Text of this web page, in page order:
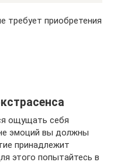
требует приобретения
ощущать себя
эмоций вы должны
принадлежит
этого попытайтесь в